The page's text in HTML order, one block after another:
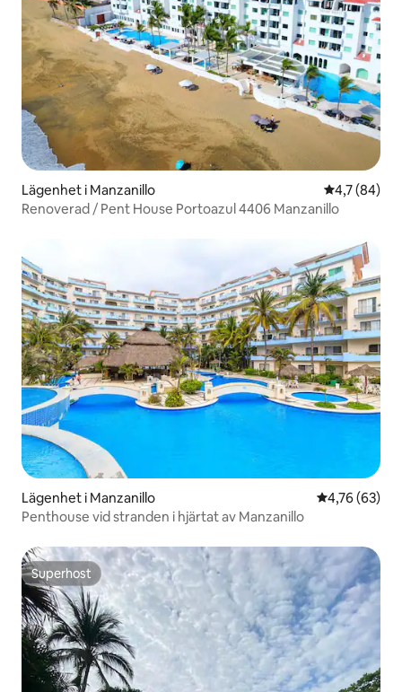
Lägenhet i Manzanillo 4,7 av 5 i
4,7 (84)
Renoverad / Pent House Portoazul 4406 Manzanillo
Lägenhet i Manzanillo 4,76 av 5 i
4,76 (63)
Penthouse vid stranden i hjärtat av Manzanillo
Superhost
Superhost